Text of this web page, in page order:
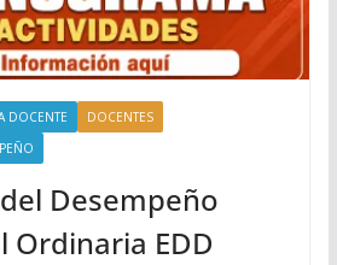
DOCENTE
DOCENTES
Desempeño
Ordinaria EDD